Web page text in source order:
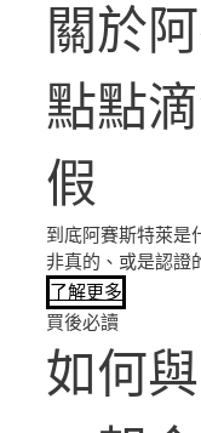
關於
點點
假
到底阿賽斯特萊是
非真的、或是認證
了解更多
買後必讀
如何